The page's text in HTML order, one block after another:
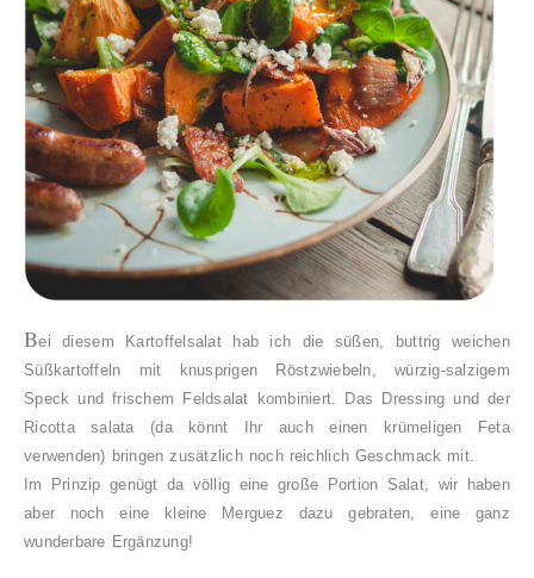
Bei diesem Kartoffelsalat hab ich die süßen, buttrig weichen
Süßkartoffeln mit knusprigen Röstzwiebeln, würzig-salzigem
Speck und frischem Feldsalat kombiniert. Das Dressing und der
Ricotta salata (da könnt Ihr auch einen krümeligen Feta
verwenden) bringen zusätzlich noch reichlich Geschmack mit.
Im Prinzip genügt da völlig eine große Portion Salat, wir haben
aber noch eine kleine Merguez dazu gebraten, eine ganz
wunderbare Ergänzung!